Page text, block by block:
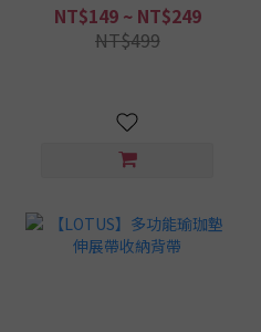
NT$149 ~ NT$249
NT$499